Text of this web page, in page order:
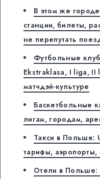
В этом же
станции, билеты,
не перепутать
Футбольные
Ekstraklasa, I liga, II
матчдэй-культуре
Баскетбольные
лигам, городам,
Такси в Польше:
тарифы, аэропорты,
Отели в Польше: